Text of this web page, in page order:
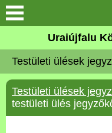
Köszöntő
Elérhetőségek
Uraiújfalu
Uraiújfalu
Testületi ülések
Testületi ülések
testületi ülés